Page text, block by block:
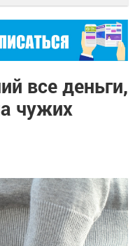
все деньги,
чужих